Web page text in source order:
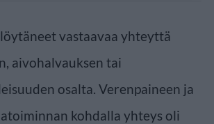
vastaavaa yhteyttä
aivohalvauksen tai
osalta. Verenpaineen ja
kohdalla yhteys oli